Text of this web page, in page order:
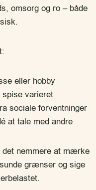
omsorg og ro – både
eller hobby
varieret
sociale forventninger
at tale med andre
nemmere at mærke
grænser og sige